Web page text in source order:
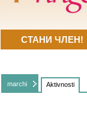
marchi Aktivnosti
СТАНИ ЧЛЕН!